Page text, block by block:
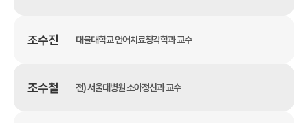
조수진 대불대학교 언어치료청각학과 교수
조수철 전) 서울대병원 소아정신과 교수